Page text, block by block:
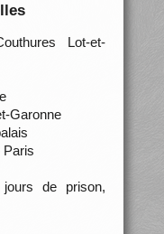
Lot-et-
Garonne
Paris
de prison,